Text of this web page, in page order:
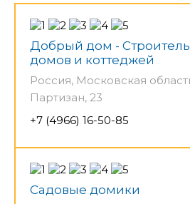
Добрый дом -
домов и коттеджей
Россия, Московская
Партизан, 23
+7 (4966) 16-50-85
Садовые домики